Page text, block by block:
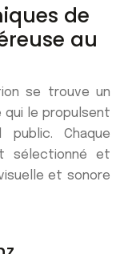
de
au
se trouve un
le propulsent
Chaque
sélectionné et
et sonore